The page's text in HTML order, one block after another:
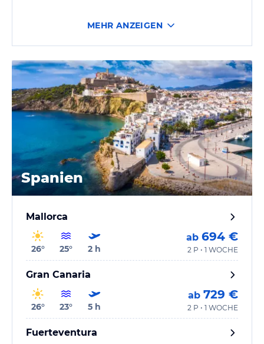
MEHR ANZEIGEN
Spanien
Mallorca
26° 25° 2 h
ab 694 €
2 P • 1 WOCHE
Gran Canaria
26° 23° 5 h
ab 729 €
2 P • 1 WOCHE
Fuerteventura